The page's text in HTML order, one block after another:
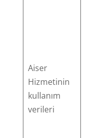
Aiser
Hizmetinin
kullanım
verileri